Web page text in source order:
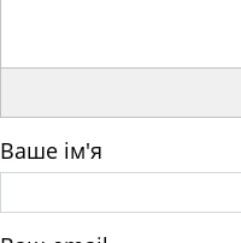
Ваше ім'я